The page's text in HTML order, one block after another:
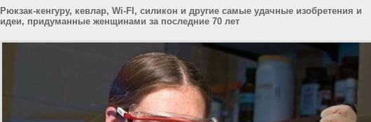
Рюкзак-кенгуру, кевлар, Wi-FI, силикон и другие самые удачные изобретения и
идеи, придуманные женщинами за последние 70 лет